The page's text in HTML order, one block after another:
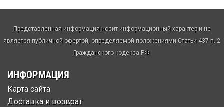
Представленная информация носит информационный характер и не
является публичной офертой, определяемой положениями Статьи 437 п. 2
Гражданского кодекса РФ.
ИНФОРМАЦИЯ
Карта сайта
Доставка и возврат